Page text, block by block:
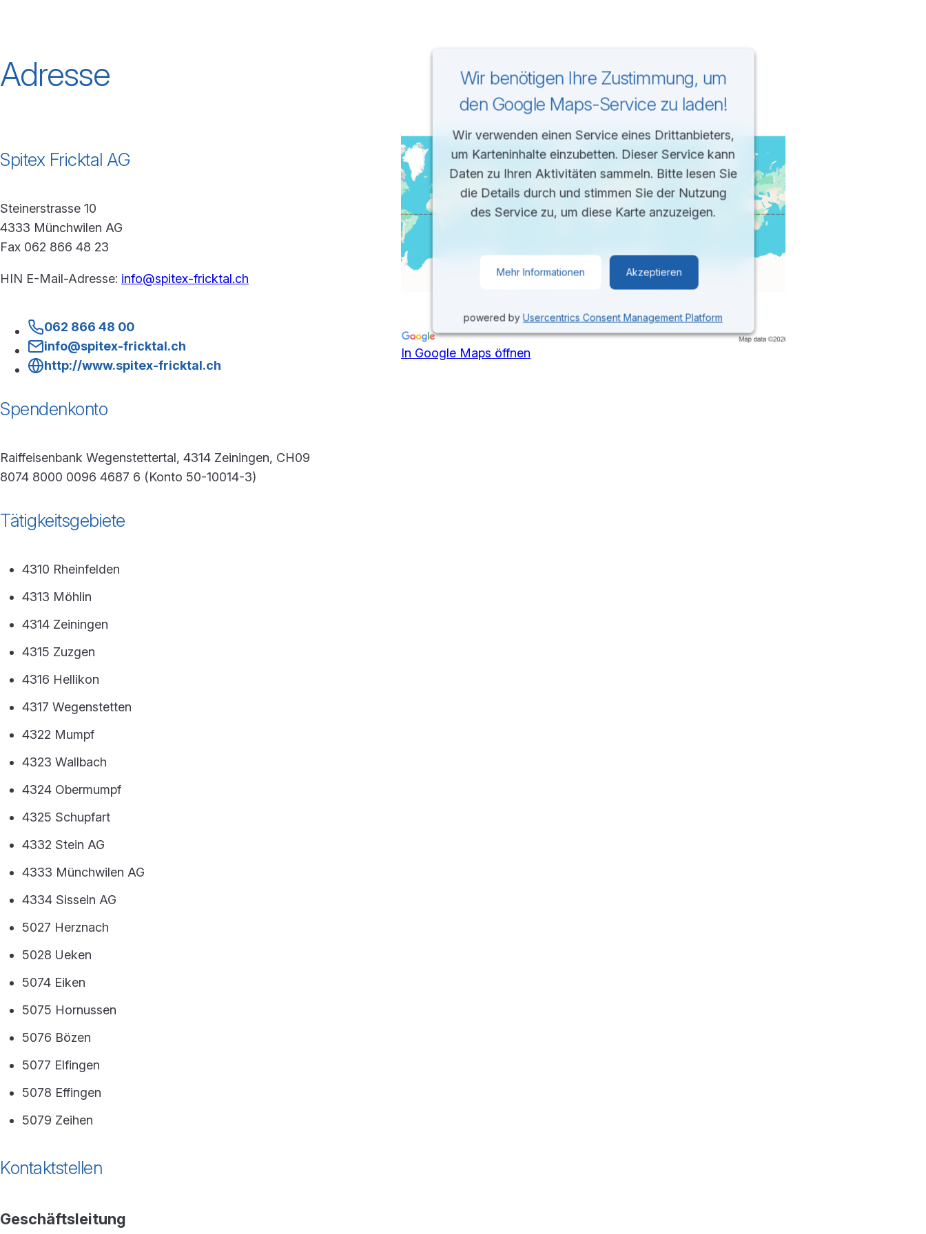
Adresse
Spitex Fricktal AG
Steinerstrasse 10
4333 Münchwilen AG
Fax 062 866 48 23
HIN E-Mail-Adresse: info@spitex-fricktal.ch
062 866 48 00
info@spitex-fricktal.ch
http://www.spitex-fricktal.ch
Spendenkonto
Raiffeisenbank Wegenstettertal, 4314 Zeiningen, CH09
8074 8000 0096 4687 6 (Konto 50-10014-3)
Tätigkeitsgebiete
4310 Rheinfelden
4313 Möhlin
4314 Zeiningen
4315 Zuzgen
4316 Hellikon
4317 Wegenstetten
4322 Mumpf
4323 Wallbach
4324 Obermumpf
4325 Schupfart
4332 Stein AG
4333 Münchwilen AG
4334 Sisseln AG
5027 Herznach
5028 Ueken
5074 Eiken
5075 Hornussen
5076 Bözen
5077 Elfingen
5078 Effingen
5079 Zeihen
Kontaktstellen
Geschäftsleitung
Wir benötigen Ihre Zustimmung, um
den Google Maps-Service zu laden!
Wir verwenden einen Service eines Drittanbieters,
um Karteninhalte einzubetten. Dieser Service kann
Daten zu Ihren Aktivitäten sammeln. Bitte lesen Sie
die Details durch und stimmen Sie der Nutzung
des Service zu, um diese Karte anzuzeigen.
Mehr Informationen Akzeptieren
powered by Usercentrics Consent Management Platform
In Google Maps öffnen